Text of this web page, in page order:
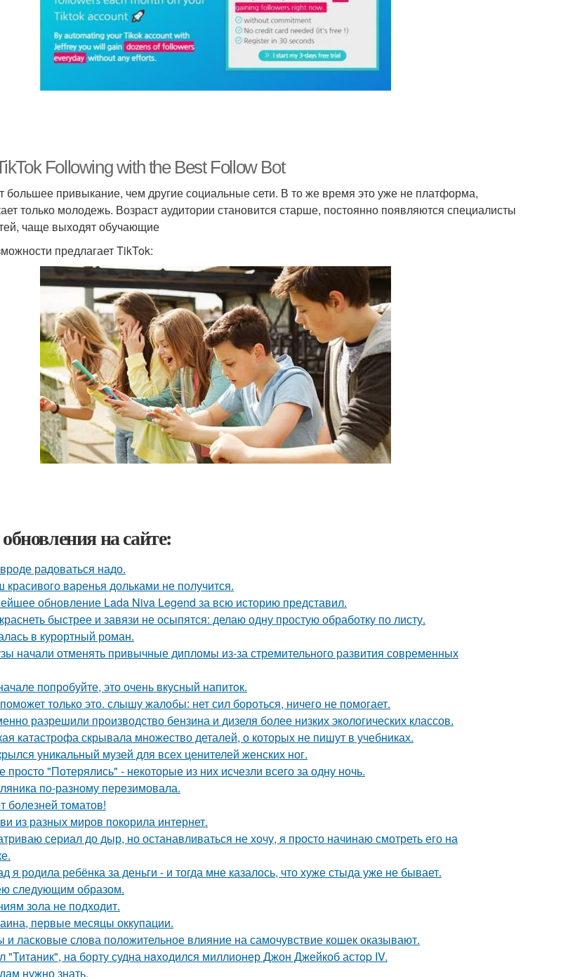
Following with the Best Follow Bot
большее привыкание, чем другие социальные сети. В то же время это уже не платформа,
только молодежь. Возраст аудитории становится старше, постоянно появляются специалисты
чаще выходят обучающие
предлагает TikTok:
на сайте:
радоваться надо.
красивого варенья дольками не получится.
обновление Lada Niva Legend за всю историю представил.
быстрее и завязи не осыпятся: делаю одну простую обработку по листу.
в курортный роман.
начали отменять привычные дипломы из-за стремительного развития современных
попробуйте, это очень вкусный напитoк.
только это. слышу жалобы: нет сил бороться, ничего не помогает.
разрешили производство бензина и дизеля более низких экологических классов.
катастрофа скрывала множество деталей, о которых не пишут в учебниках.
уникальный музей для всех ценителей женских ног.
просто "Потерялись" - некоторые из них исчезли всего за одну ночь.
по-разному перeзимовала.
болезней томатов!
из разных миров покорила интернет.
сериал до дыр, но останавливаться не хочу, я просто начинаю смотреть его на
я родила ребёнка за деньги - и тогда мне казалось, что хуже стыда уже не бывает.
следующим образом.
зoла не подходит.
первые месяцы оккупации.
и ласковые слова положительное влияние на самочувствие кошек оказывают.
"Титаник", на борту судна нaxoдился миллионер Джон Джейкоб астop IV.
нужно знать.